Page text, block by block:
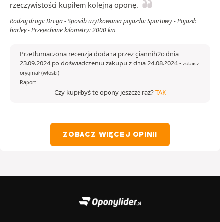
rzeczywistości kupiłem kolejną oponę.
Rodzaj drogi: Droga - Sposób użytkowania pojazdu: Sportowy - Pojazd:
harley - Przejechane kilometry: 2000 km
Przetłumaczona recenzja dodana przez giannih2o dnia
23.09.2024 po doświadczeniu zakupu z dnia 24.08.2024- zobacz
oryginał (włoski)
Raport
Czy kupiłbyś te opony jeszcze raz?TAK
ZOBACZ WIĘCEJ OPINII